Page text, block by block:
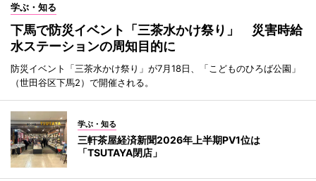
学ぶ・知る
下馬で防災イベント「三茶水かけ祭り」 災害時給
水ステーションの周知目的に
防災イベント「三茶水かけ祭り」が7月18日、「こどものひろば公園」
（世田谷区下馬2）で開催される。
学ぶ・知る
三軒茶屋経済新聞2026年上半期PV1位は
「TSUTAYA閉店」